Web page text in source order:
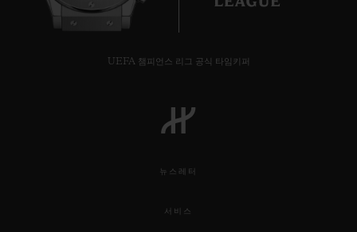
UEFA 챔피언스 리그 공식 타임키퍼
뉴스레터
서비스